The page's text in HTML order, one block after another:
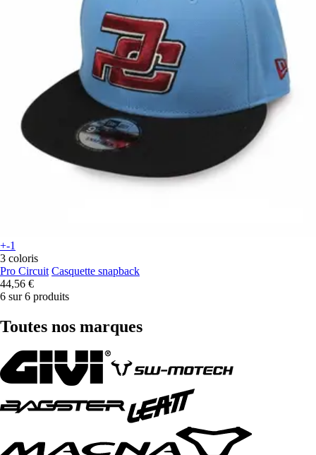
+-1
3 coloris
Pro Circuit Casquette snapback
44,56 €
6 sur 6 produits
Toutes nos marques